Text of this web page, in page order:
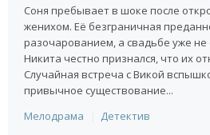
Соня пребывает в шоке после
женихом. Её безграничная
разочарованием, а свадьбе уже не
Никита честно признался, что их
Случайная встреча с Викой
привычное существование...
Мелодрама
Детектив